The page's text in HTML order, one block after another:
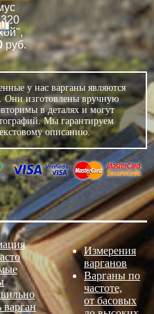
,
руб.
у нас варганы являются
Они изготовлены вручную
в деталях и могут
Мы гарантируем
описанию.
варган
Измерения
варганов
Варганы по
частоте,
от басовых